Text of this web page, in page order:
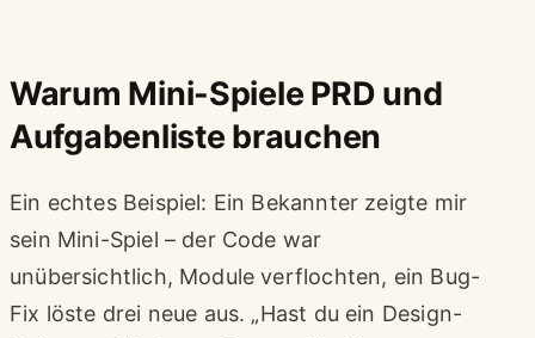
Warum Mini-Spiele PRD und
Aufgabenliste brauchen
Ein echtes Beispiel: Ein Bekannter zeigte mir
sein Mini-Spiel – der Code war
unübersichtlich, Module verflochten, ein Bug-
Fix löste drei neue aus. „Hast du ein Design-